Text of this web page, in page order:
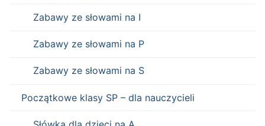
Zabawy ze słowami na I
Zabawy ze słowami na P
Zabawy ze słowami na S
Początkowe klasy SP – dla nauczycieli